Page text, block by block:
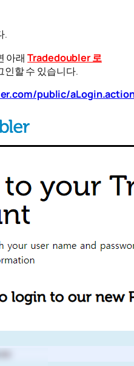
.
아래Tradedoubler 로
인할 수 있습니다.
public/